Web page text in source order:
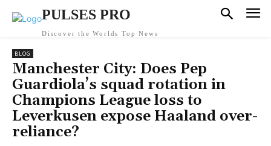
PULSES PRO
Discover the Worlds Top News
BLOG
Manchester City: Does Pep
Guardiola’s squad rotation in
Champions League loss to
Leverkusen expose Haaland over-
reliance?